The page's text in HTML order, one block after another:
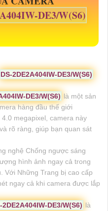
DE3/W(S6)
DS-2DE2A404IW-DE3/W(S6)
DE3/W(S6) là một sản
hàng đầu thế giới
megapixel, camera này
rõ ràng, giúp bạn quan sát
nghệ Chống ngược sáng
hình ảnh ngay cả trong
Với Những Trang bị cao cấp
ngay cả khi camera được lắp
2DE2A404IW-DE3/W(S6) là